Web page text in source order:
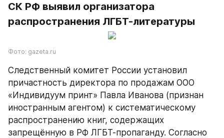
СК РФ выявил организатора
распространения ЛГБТ-литературы
Фото: gazeta.ru
Следственный комитет России установил
причастность директора по продажам ООО
«Индивидуум принт» Павла Иванова (признан
иностранным агентом) к систематическому
распространению книг, содержащих
запрещённую в РФ ЛГБТ-пропаганду. Согласно